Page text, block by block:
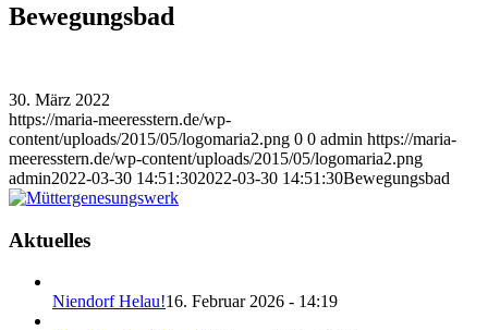
Bewegungsbad
30. März 2022
https://maria-meeresstern.de/wp-
content/uploads/2015/05/logomaria2.png 0 0 admin https://maria-
meeresstern.de/wp-content/uploads/2015/05/logomaria2.png
admin2022-03-30 14:51:302022-03-30 14:51:30Bewegungsbad
Aktuelles
Niendorf Helau!16. Februar 2026 - 14:19